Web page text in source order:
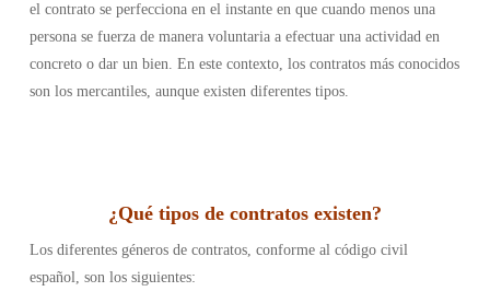
el contrato se perfecciona en el instante en que cuando menos una
persona se fuerza de manera voluntaria a efectuar una actividad en
concreto o dar un bien. En este contexto, los contratos más conocidos
son los mercantiles, aunque existen diferentes tipos.
¿Qué tipos de contratos existen?
Los diferentes géneros de contratos, conforme al código civil
español, son los siguientes: